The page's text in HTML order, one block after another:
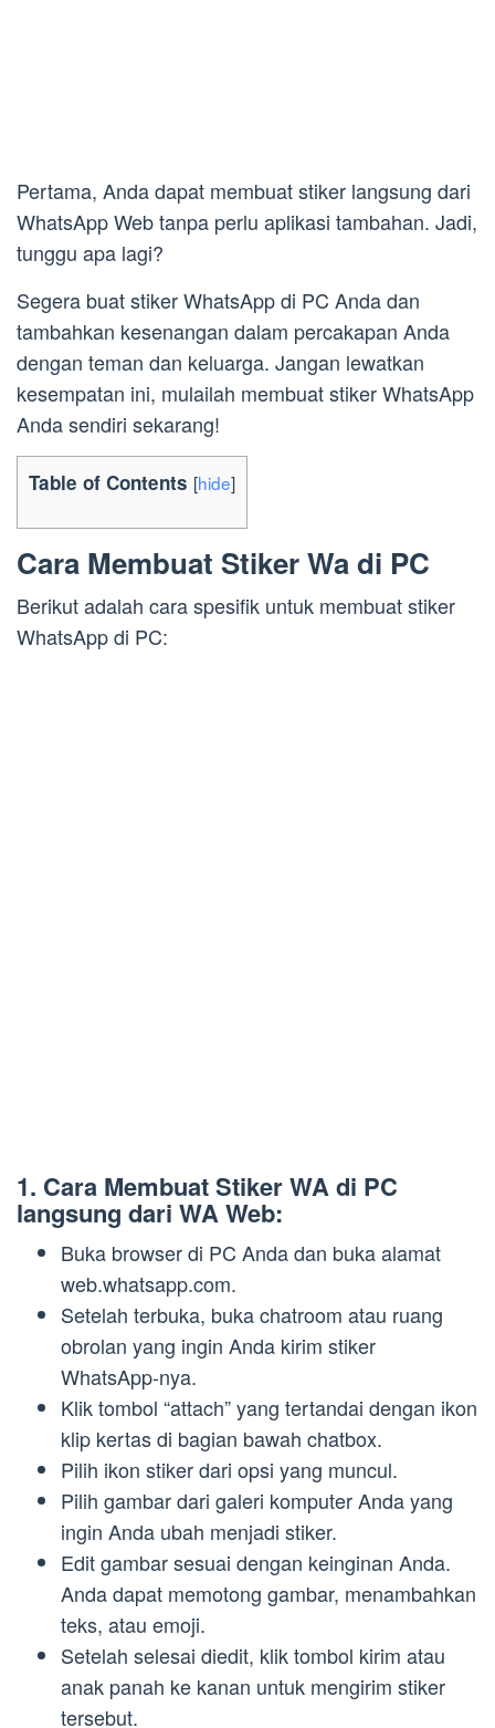
Pertama, Anda dapat membuat stiker langsung dari
WhatsApp Web tanpa perlu aplikasi tambahan. Jadi,
tunggu apa lagi?
Segera buat stiker WhatsApp di PC Anda dan
tambahkan kesenangan dalam percakapan Anda
dengan teman dan keluarga. Jangan lewatkan
kesempatan ini, mulailah membuat stiker WhatsApp
Anda sendiri sekarang!
Table of Contents [hide]
Cara Membuat Stiker Wa di PC
Berikut adalah cara spesifik untuk membuat stiker
WhatsApp di PC:
1. Cara Membuat Stiker WA di PC
langsung dari WA Web:
Buka browser di PC Anda dan buka alamat
web.whatsapp.com.
Setelah terbuka, buka chatroom atau ruang
obrolan yang ingin Anda kirim stiker
WhatsApp-nya.
Klik tombol “attach” yang tertandai dengan ikon
klip kertas di bagian bawah chatbox.
Pilih ikon stiker dari opsi yang muncul.
Pilih gambar dari galeri komputer Anda yang
ingin Anda ubah menjadi stiker.
Edit gambar sesuai dengan keinginan Anda.
Anda dapat memotong gambar, menambahkan
teks, atau emoji.
Setelah selesai diedit, klik tombol kirim atau
anak panah ke kanan untuk mengirim stiker
tersebut.